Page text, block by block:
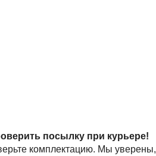
посылку при курьере!
комплектацию. Мы уверены,